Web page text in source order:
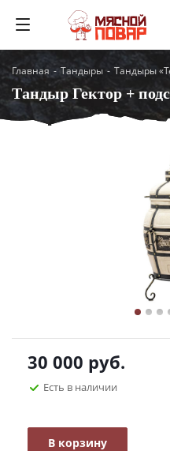
Главная - Тандыры - Тандыры
Тандыр Гектор +
30 000 руб.
Есть в наличии
В корзину